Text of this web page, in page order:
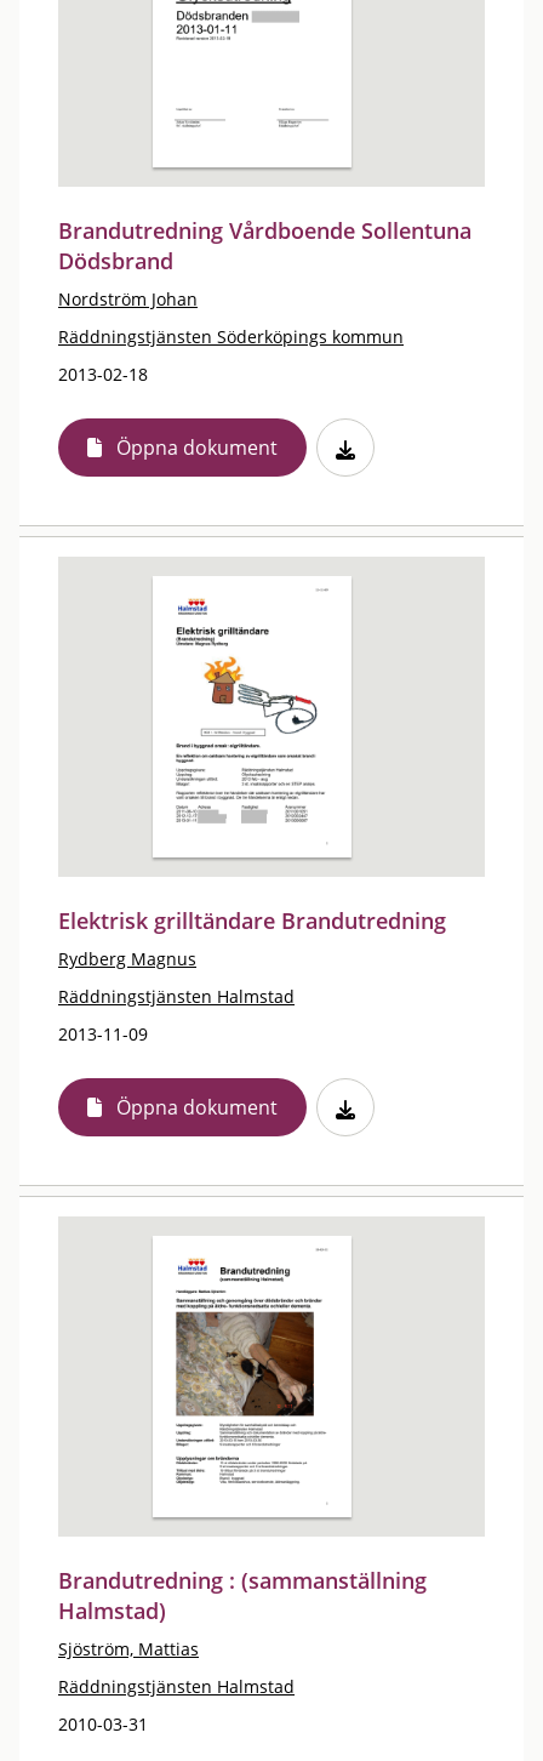
Brandutredning Vårdboende Sollentuna
Dödsbrand
Nordström Johan
Räddningstjänsten Söderköpings kommun
2013-02-18
Öppna dokument
Elektrisk grilltändare Brandutredning
Rydberg Magnus
Räddningstjänsten Halmstad
2013-11-09
Öppna dokument
Brandutredning : (sammanställning
Halmstad)
Sjöström, Mattias
Räddningstjänsten Halmstad
2010-03-31